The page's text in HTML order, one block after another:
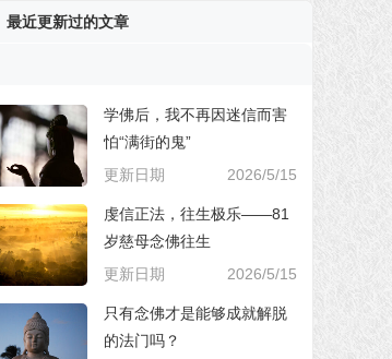
最近更新过的文章
学佛后，我不再因迷信而害
怕“满街的鬼”
更新日期
2026/5/15
虔信正法，往生极乐——81
岁慈母念佛往生
更新日期
2026/5/15
只有念佛才是能够成就解脱
的法门吗？